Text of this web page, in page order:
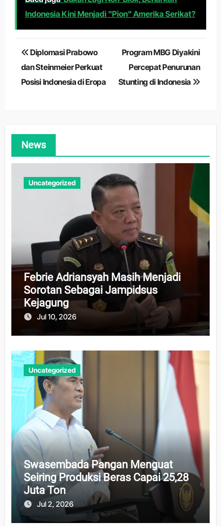
Indonesia Kini Menjadi "Pion" Amerika Serikat?
Navigasi
pos
Diplomasi Prabowo
dan Steinmeier Perkuat
Posisi Indonesia di Eropa
Program MBG Diyakini
Percepat Penurunan
Stunting di Indonesia
News
Uncategorized
Febrie Adriansyah Masih Menjadi
Sorotan Sebagai Jampidsus
Kejagung
Jul 10, 2026
Uncategorized
Swasembada Pangan Menguat
Seiring Produksi Beras Capai 25,28
Juta Ton
Jul 2, 2026